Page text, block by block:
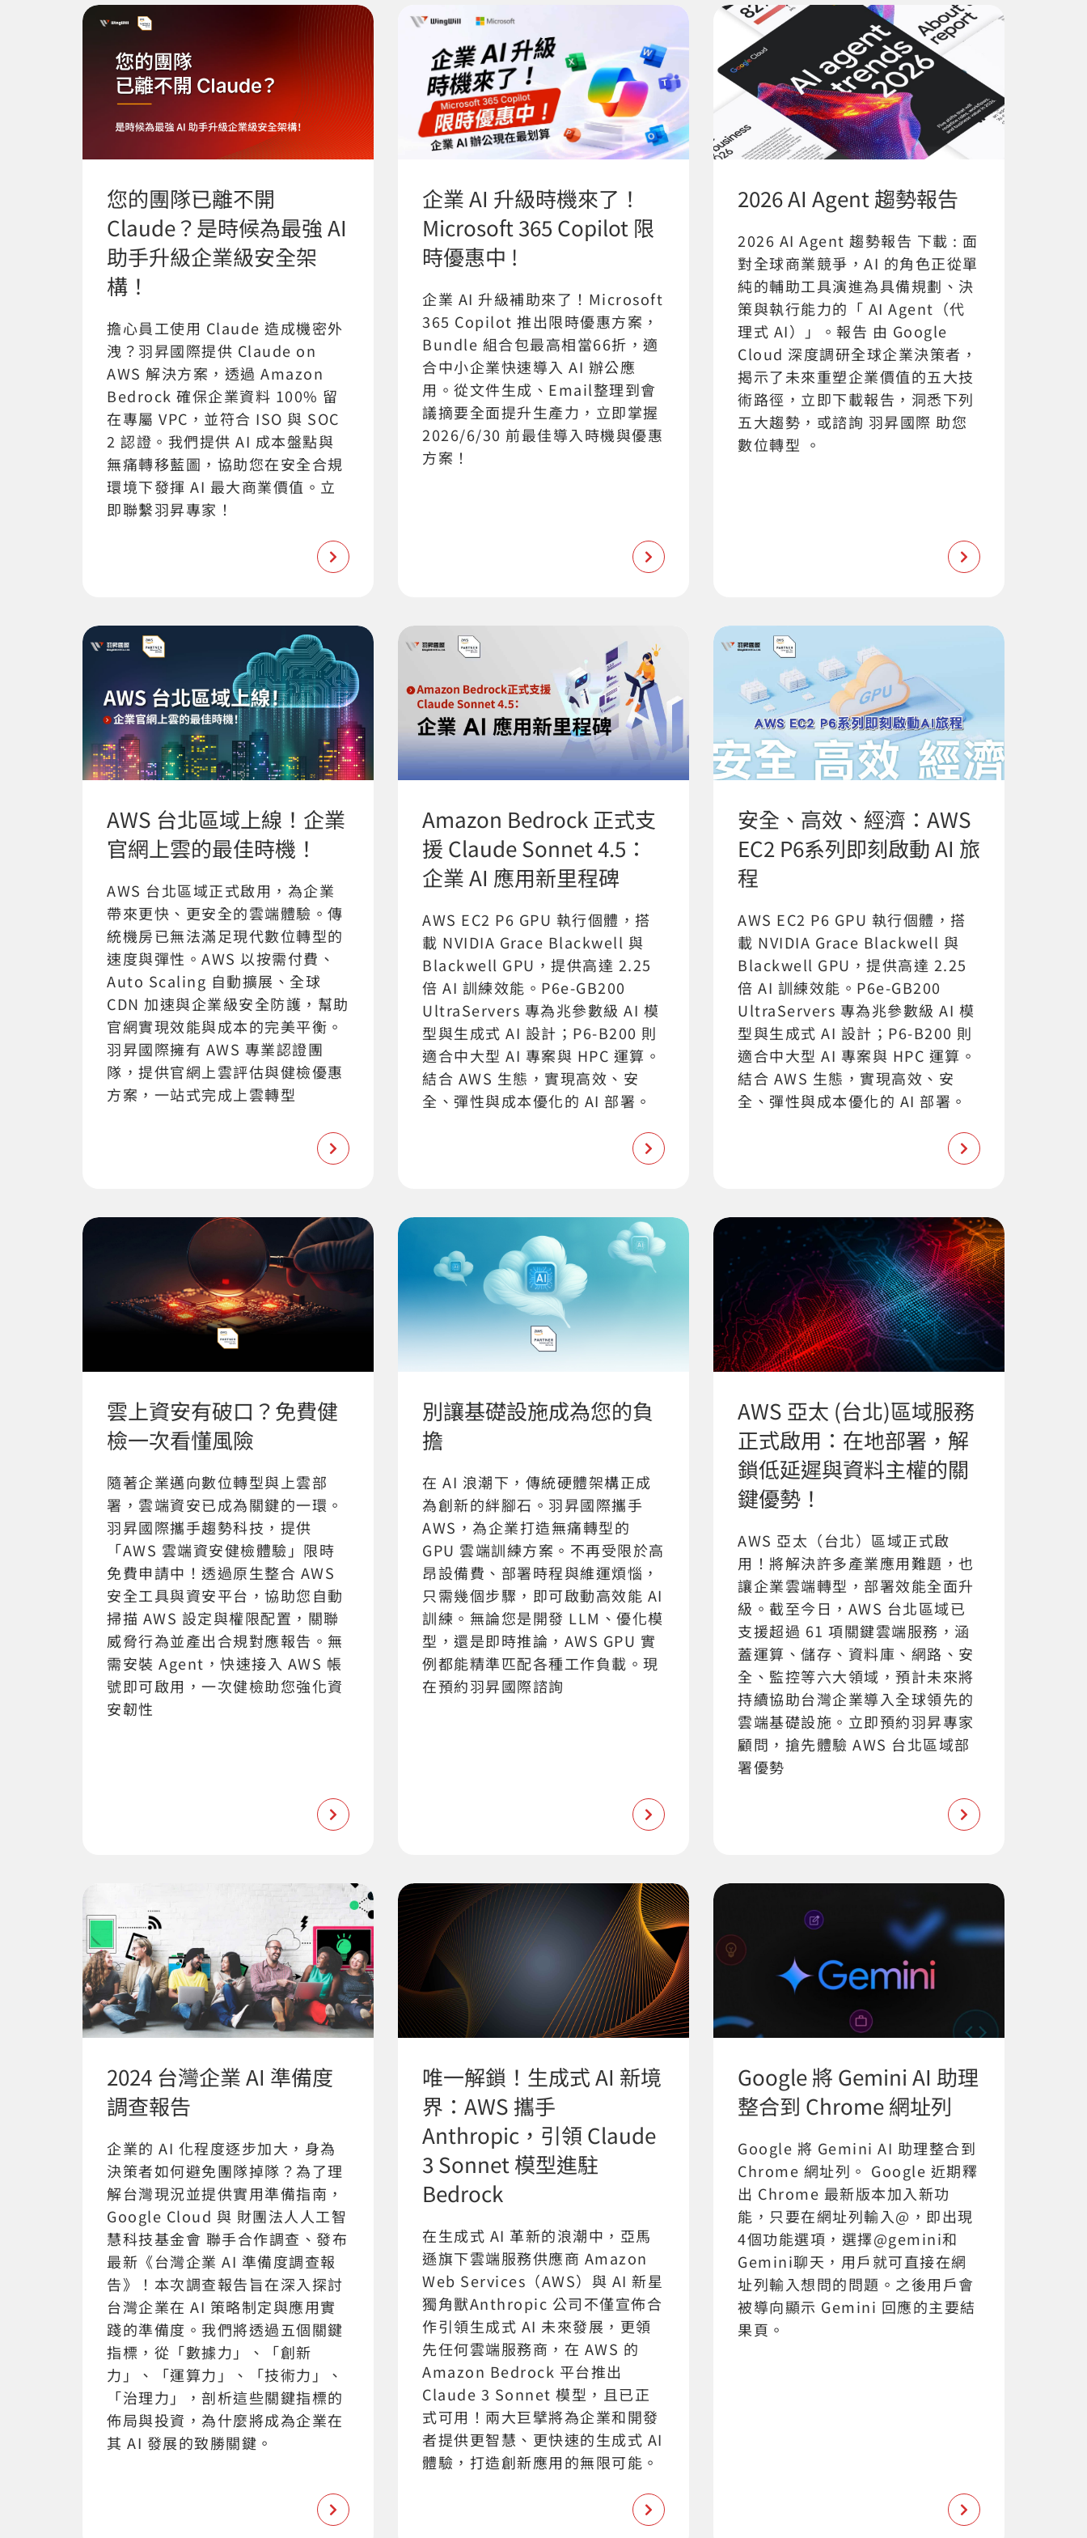
您的團隊已離不開
Claude？是時候為最強 AI
助手升級企業級安全架
構！
擔心員工使用 Claude 造成機密外
洩？羽昇國際提供 Claude on
AWS 解決方案，透過 Amazon
Bedrock 確保企業資料 100% 留
在專屬 VPC，並符合 ISO 與 SOC
2 認證。我們提供 AI 成本盤點與
無痛轉移藍圖，協助您在安全合規
環境下發揮 AI 最大商業價值。立
即聯繫羽昇專家！
企業 AI 升級時機來了！
Microsoft 365 Copilot 限
時優惠中 !
企業 AI 升級補助來了！Microsoft
365 Copilot 推出限時優惠方案，
Bundle 組合包最高相當66折，適
合中小企業快速導入 AI 辦公應
用。從文件生成、Email整理到會
議摘要全面提升生產力，立即掌握
2026/6/30 前最佳導入時機與優惠
方案！
2026 AI Agent 趨勢報告
2026 AI Agent 趨勢報告 下載 : 面
對全球商業競爭，AI 的角色正從單
純的輔助工具演進為具備規劃、決
策與執行能力的「 AI Agent（代
理式 AI）」。報告 由 Google
Cloud 深度調研全球企業決策者，
揭示了未來重塑企業價值的五大技
術路徑，立即下載報告，洞悉下列
五大趨勢，或諮詢 羽昇國際 助您
數位轉型 。
AWS 台北區域上線！企業
官網上雲的最佳時機！
AWS 台北區域正式啟用，為企業
帶來更快、更安全的雲端體驗。傳
統機房已無法滿足現代數位轉型的
速度與彈性。AWS 以按需付費、
Auto Scaling 自動擴展、全球
CDN 加速與企業級安全防護，幫助
官網實現效能與成本的完美平衡。
羽昇國際擁有 AWS 專業認證團
隊，提供官網上雲評估與健檢優惠
方案，一站式完成上雲轉型
Amazon Bedrock 正式支
援 Claude Sonnet 4.5：
企業 AI 應用新里程碑
AWS EC2 P6 GPU 執行個體，搭
載 NVIDIA Grace Blackwell 與
Blackwell GPU，提供高達 2.25
倍 AI 訓練效能。P6e-GB200
UltraServers 專為兆參數級 AI 模
型與生成式 AI 設計；P6-B200 則
適合中大型 AI 專案與 HPC 運算。
結合 AWS 生態，實現高效、安
全、彈性與成本優化的 AI 部署。
安全、高效、經濟：AWS
EC2 P6系列即刻啟動 AI 旅
程
AWS EC2 P6 GPU 執行個體，搭
載 NVIDIA Grace Blackwell 與
Blackwell GPU，提供高達 2.25
倍 AI 訓練效能。P6e-GB200
UltraServers 專為兆參數級 AI 模
型與生成式 AI 設計；P6-B200 則
適合中大型 AI 專案與 HPC 運算。
結合 AWS 生態，實現高效、安
全、彈性與成本優化的 AI 部署。
雲上資安有破口？免費健
檢一次看懂風險
隨著企業邁向數位轉型與上雲部
署，雲端資安已成為關鍵的一環。
羽昇國際攜手趨勢科技，提供
「AWS 雲端資安健檢體驗」限時
免費申請中！透過原生整合 AWS
安全工具與資安平台，協助您自動
掃描 AWS 設定與權限配置，關聯
威脅行為並產出合規對應報告。無
需安裝 Agent，快速接入 AWS 帳
號即可啟用，一次健檢助您強化資
安韌性
別讓基礎設施成為您的負
擔
在 AI 浪潮下，傳統硬體架構正成
為創新的絆腳石。羽昇國際攜手
AWS，為企業打造無痛轉型的
GPU 雲端訓練方案。不再受限於高
昂設備費、部署時程與維運煩惱，
只需幾個步驟，即可啟動高效能 AI
訓練。無論您是開發 LLM、優化模
型，還是即時推論，AWS GPU 實
例都能精準匹配各種工作負載。現
在預約羽昇國際諮詢
AWS 亞太 (台北)區域服務
正式啟用：在地部署，解
鎖低延遲與資料主權的關
鍵優勢！
AWS 亞太（台北）區域正式啟
用！將解決許多產業應用難題，也
讓企業雲端轉型，部署效能全面升
級。截至今日，AWS 台北區域已
支援超過 61 項關鍵雲端服務，涵
蓋運算、儲存、資料庫、網路、安
全、監控等六大領域，預計未來將
持續協助台灣企業導入全球領先的
雲端基礎設施。立即預約羽昇專家
顧問，搶先體驗 AWS 台北區域部
署優勢
2024 台灣企業 AI 準備度
調查報告
企業的 AI 化程度逐步加大，身為
決策者如何避免團隊掉隊？為了理
解台灣現況並提供實用準備指南，
Google Cloud 與 財團法人人工智
慧科技基金會 聯手合作調查、發布
最新《台灣企業 AI 準備度調查報
告》！本次調查報告旨在深入探討
台灣企業在 AI 策略制定與應用實
踐的準備度。我們將透過五個關鍵
指標，從「數據力」、「創新
力」、「運算力」、「技術力」、
「治理力」，剖析這些關鍵指標的
佈局與投資，為什麼將成為企業在
其 AI 發展的致勝關鍵。
唯一解鎖！生成式 AI 新境
界：AWS 攜手
Anthropic，引領 Claude
3 Sonnet 模型進駐
Bedrock
在生成式 AI 革新的浪潮中，亞馬
遜旗下雲端服務供應商 Amazon
Web Services（AWS）與 AI 新星
獨角獸Anthropic 公司不僅宣佈合
作引領生成式 AI 未來發展，更領
先任何雲端服務商，在 AWS 的
Amazon Bedrock 平台推出
Claude 3 Sonnet 模型，且已正
式可用！兩大巨擘將為企業和開發
者提供更智慧、更快速的生成式 AI
體驗，打造創新應用的無限可能。
Google 將 Gemini AI 助理
整合到 Chrome 網址列
Google 將 Gemini AI 助理整合到
Chrome 網址列。 Google 近期釋
出 Chrome 最新版本加入新功
能，只要在網址列輸入@，即出現
4個功能選項，選擇@gemini和
Gemini聊天，用戶就可直接在網
址列輸入想問的問題。之後用戶會
被導向顯示 Gemini 回應的主要結
果頁。